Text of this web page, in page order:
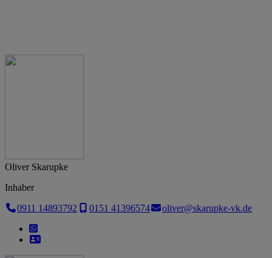
Oliver Skarupke
Inhaber
0911 14893792
0151 41396574 oliver@skarupke-vk.de